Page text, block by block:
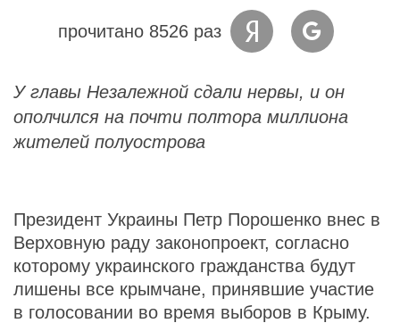
прочитано 8526 раз
У главы Незалежной сдали нервы, и он
ополчился на почти полтора миллиона
жителей полуострова
Президент Украины Петр Порошенко внес в
Верховную раду законопроект, согласно
которому украинского гражданства будут
лишены все крымчане, принявшие участие
в голосовании во время выборов в Крыму.